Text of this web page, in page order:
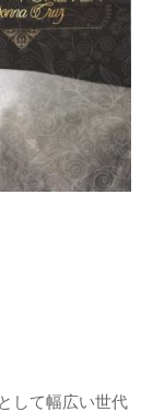
して幅広い世代